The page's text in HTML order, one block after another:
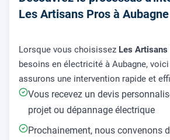
Les Artisans Pros à Aubagne
Lorsque vous choisissez Les Artisans
besoins en électricité à Aubagne,
assurons une intervention rapide et
Vous recevez un devis
projet ou dépannage électrique
Prochainement, nous convenons